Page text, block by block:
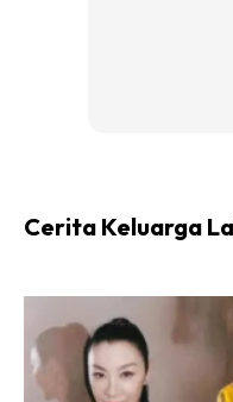
rakan-rakan sentiasa
Cerita Keluarga